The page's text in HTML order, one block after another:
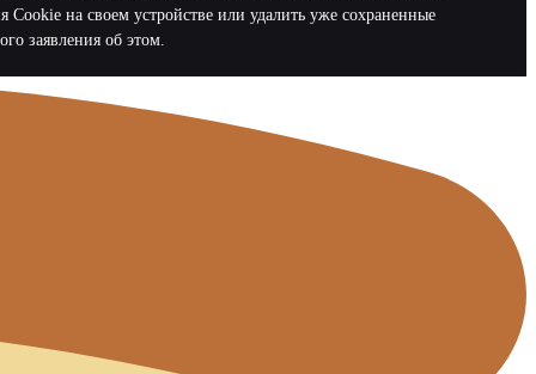
Cookie на своем устройстве или удалить уже сохраненные
заявления об этом.